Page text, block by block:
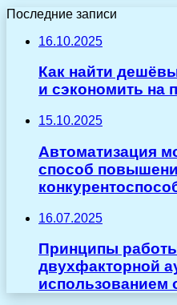
Последние записи
16.10.2025
Как найти
и сэкономить на
15.10.2025
Автоматизация
способ
16.07.2025
Принципы
двухфакторной
использованием